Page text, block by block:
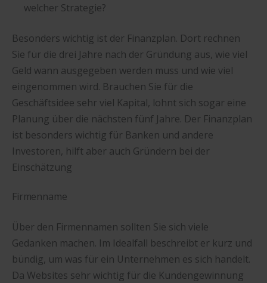
welcher Strategie?
Besonders wichtig ist der Finanzplan. Dort rechnen
Sie für die drei Jahre nach der Gründung aus, wie viel
Geld wann ausgegeben werden muss und wie viel
eingenommen wird. Brauchen Sie für die
Geschäftsidee sehr viel Kapital, lohnt sich sogar eine
Planung über die nächsten fünf Jahre. Der Finanzplan
ist besonders wichtig für Banken und andere
Investoren, hilft aber auch Gründern bei der
Einschätzung
Firmenname
Über den Firmennamen sollten Sie sich viele
Gedanken machen. Im Idealfall beschreibt er kurz und
bündig, um was für ein Unternehmen es sich handelt.
Da Websites sehr wichtig für die Kundengewinnung